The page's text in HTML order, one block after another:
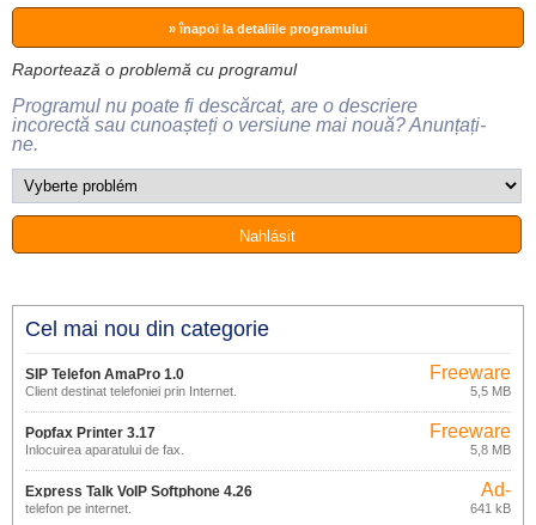
» înapoi la detaliile programului
Raportează o problemă cu programul
Programul nu poate fi descărcat, are o descriere
incorectă sau cunoașteți o versiune mai nouă? Anunțați-
ne.
Cel mai nou din categorie
SIP Telefon AmaPro 1.0
Client destinat telefoniei prin Internet.
Freeware
5,5 MB
Popfax Printer 3.17
Înlocuirea aparatului de fax.
Freeware
5,8 MB
Express Talk VoIP Softphone 4.26
telefon pe internet.
Ad-
supported
641 kB